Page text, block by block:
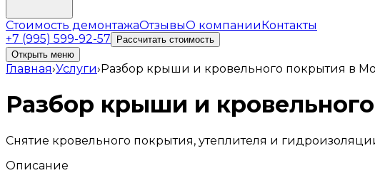
Стоимость демонтажаОтзывыО компанииКонтакты
+7 (995) 599-92-57
Рассчитать стоимость
Открыть меню
Главная›Услуги›Разбор крыши и кровельного покрытия в
Разбор крыши и
Снятие кровельного покрытия, утеплителя и
Описание